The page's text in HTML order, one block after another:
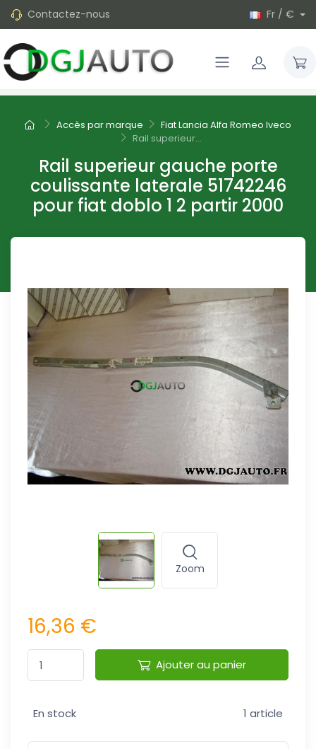
Contactez-nous Fr / €
Accès par marque
Fiat Lancia Alfa Romeo Iveco
Rail superieur...
Rail superieur gauche porte
coulissante laterale 51742246
pour fiat doblo 1 2 partir 2000
Zoom
16,36 €
Ajouter au panier
En stock 1 article